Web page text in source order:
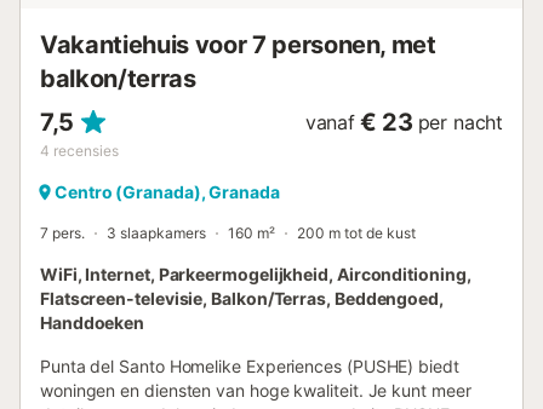
Vakantiehuis voor 7 personen, met
balkon/terras
7,5
4 recensies
vanaf € 23 per nacht
Centro (Granada), Granada
7 pers. 3 slaapkamers 160 m² 200 m tot de kust
WiFi, Internet, Parkeermogelijkheid, Airconditioning,
Flatscreen-televisie, Balkon/Terras, Beddengoed,
Handdoeken
Punta del Santo Homelike Experiences (PUSHE) biedt
woningen en diensten van hoge kwaliteit. Je kunt meer